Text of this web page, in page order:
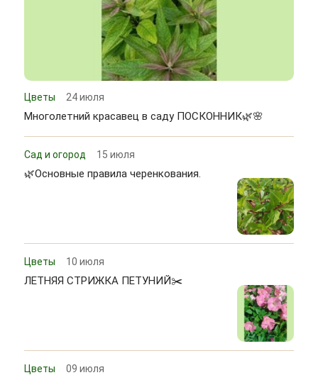
Цветы 24 июля
Многолетний красавец в саду ПОСКОННИК🌿🌸
Сад и огород 15 июля
🌿Основные правила черенкования.
Цветы 10 июля
ЛЕТНЯЯ СТРИЖКА ПЕТУНИЙ✂️
Цветы 09 июля